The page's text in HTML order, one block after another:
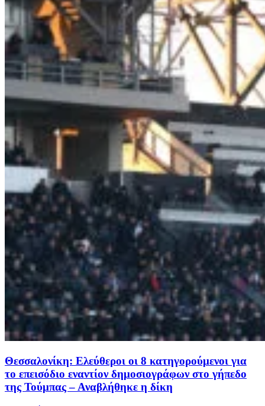
Θεσσαλονίκη: Ελεύθεροι οι 8 κατηγορούμενοι για
το επεισόδιο εναντίον δημοσιογράφων στο γήπεδο
της Τούμπας – Αναβλήθηκε η δίκη